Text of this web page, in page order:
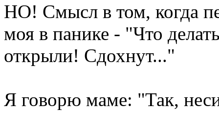
НО! Смысл в том, когда
моя в панике - "Что
открыли! Сдохнут..."
Я говорю маме: "Так,